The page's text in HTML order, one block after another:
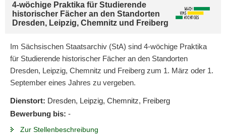
4-wöchige Praktika für Studierende
historischer Fächer an den Standorten
Dresden, Leipzig, Chemnitz und Freiberg
Im Sächsischen Staatsarchiv (StA) sind 4-wöchige Praktika
für Studierende historischer Fächer an den Standorten
Dresden, Leipzig, Chemnitz und Freiberg zum 1. März oder 1.
September eines Jahres zu vergeben.
Dienstort: Dresden, Leipzig, Chemnitz, Freiberg
Bewerbung bis: -
Zur Stellenbeschreibung